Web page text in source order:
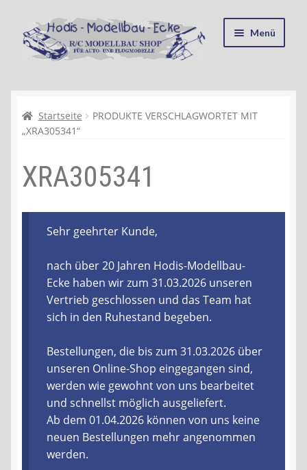
Zur
Navigation
springen
Zum
Inhalt
springen
Menü
Kasse
Recycling, Entsorgung und Umwelt
Shop
Warenkorb
Ablauf einer Bestellung
Zahlungsarten
Lieferzeit & Verfügbarkeit
Gutschein
Startseite
PRODUKTE VERSCHLAGWORTET MIT
„XRA305341“
XRA305341
Sehr geehrter Kunde,
nach über 20 Jahren Hodis-Modellbau-
Ecke haben wir zum 31.03.2026 unseren
Vertrieb geschlossen und das Team hat
sich in den Ruhestand begeben.
Bestellungen, die bis zum 31.03.2026 über
unseren Online-Shop eingegangen sind,
werden wie gewohnt von uns bearbeitet
und schnellst möglich ausgeliefert.
Ab dem 01.04.2026 können von uns keine
neuen Bestellungen mehr angenommen
werden.